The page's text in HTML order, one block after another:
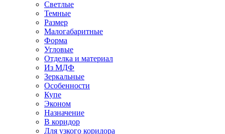
Светлые
Темные
Размер
Малогабаритные
Форма
Угловые
Отделка и материал
Из МДФ
Зеркальные
Особенности
Купе
Эконом
Назначение
В коридор
Для узкого коридора